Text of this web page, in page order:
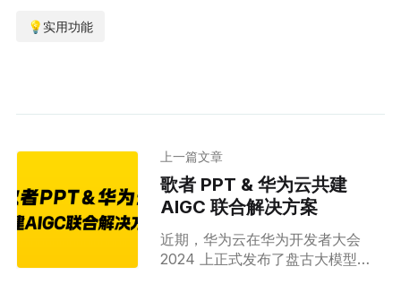
💡实用功能
上一篇文章
歌者 PPT & 华为云共建
AIGC 联合解决方案
近期，华为云在华为开发者大会
2024 上正式发布了盘古大模型